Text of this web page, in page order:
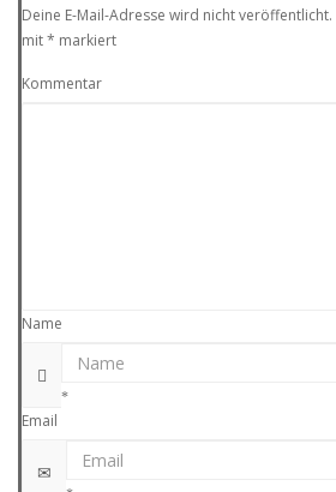
Deine E-Mail-Adresse wird nicht veröffentlicht.
mit* markiert
Kommentar
Name
Email